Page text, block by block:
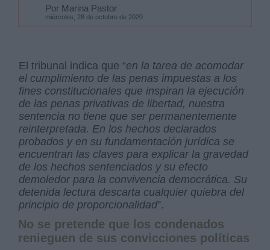
Por Marina Pastor
miércoles, 28 de octubre de 2020
El tribunal indica que “en la tarea de acomodar
el cumplimiento de las penas impuestas a los
fines constitucionales que inspiran la ejecución
de las penas privativas de libertad, nuestra
sentencia no tiene que ser permanentemente
reinterpretada. En los hechos declarados
probados y en su fundamentación jurídica se
encuentran las claves para explicar la gravedad
de los hechos sentenciados y su efecto
demoledor para la convivencia democrática. Su
detenida lectura descarta cualquier quiebra del
principio de proporcionalidad”.
No se pretende que los condenados
renieguen de sus convicciones políticas